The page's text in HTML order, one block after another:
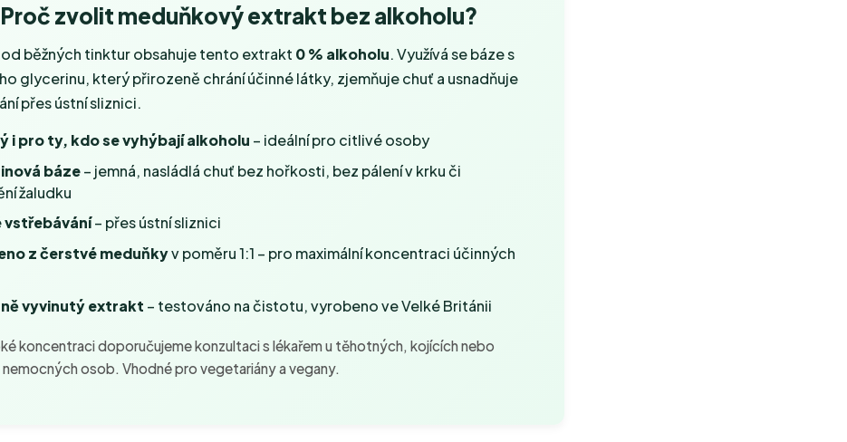
Proč zvolit meduňkový extrakt bez alkoholu?
od běžných tinktur obsahuje tento extrakt 0 % alkoholu. Využívá se báze s
glycerinu, který přirozeně chrání účinné látky, zjemňuje chuť a usnadňuje
přes ústní sliznici.
i pro ty, kdo se vyhýbají alkoholu – ideální pro citlivé osoby
báze– jemná, nasládlá chuť bez hořkosti, bez pálení v krku či
žaludku
vstřebávání– přes ústní sliznici
z čerstvé meduňkyv poměru 1:1 – pro maximální koncentraci účinných
vyvinutý extrakt – testováno na čistotu, vyrobeno ve Velké Británii
koncentraci doporučujeme konzultaci s lékařem u těhotných, kojících nebo
osob. Vhodné pro vegetariány a vegany.